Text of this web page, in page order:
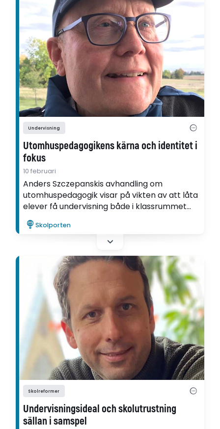
Undervisning
Utomhuspedagogikens kärna och identitet i
fokus
10 februari
Anders Szczepanskis avhandling om
utomhuspedagogik visar på vikten av att låta
elever få undervisning både i klassrummet
och i närmiljön.
Skolporten
Skolreformer
Undervisningsideal och skolutrustning
sällan i samspel